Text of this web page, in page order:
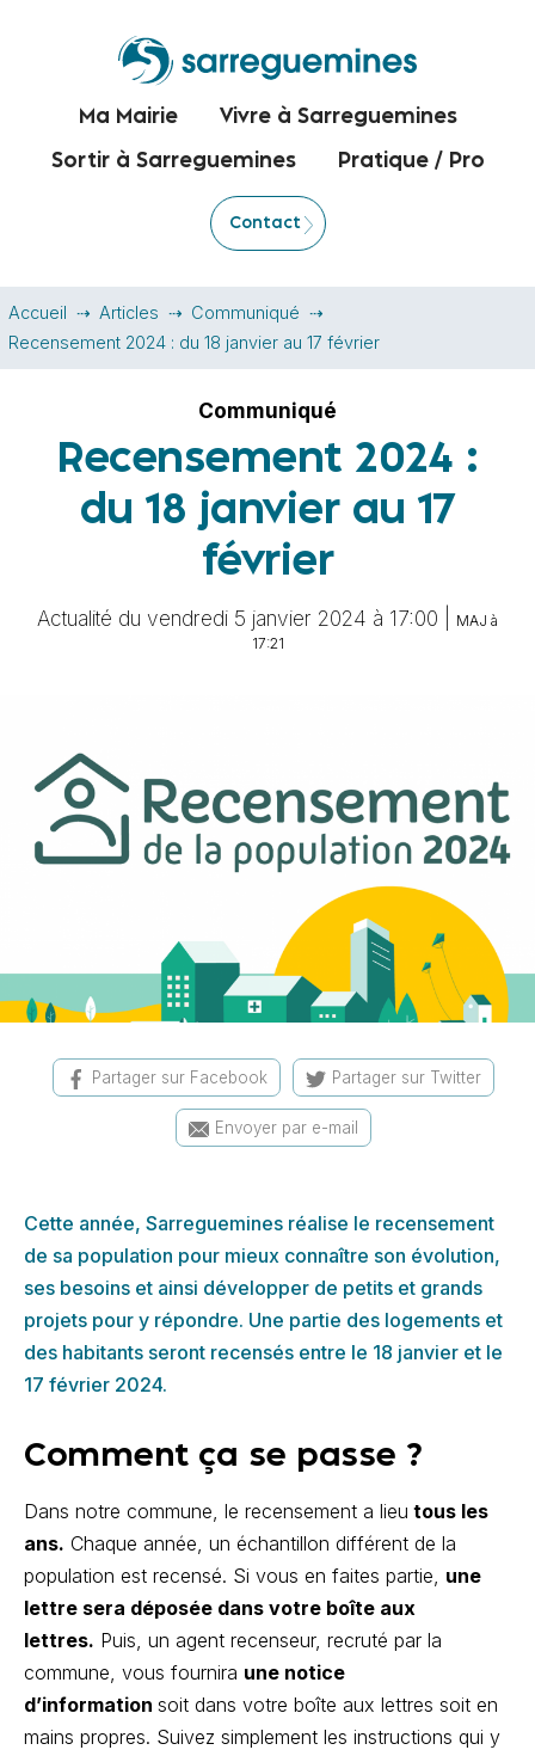
Ma Mairie Vivre à Sarreguemines
Sortir à Sarreguemines Pratique / Pro
Contact
Accueil Articles
Communiqué
Recensement 2024 : du 18 janvier au 17 février
Communiqué
Recensement 2024 :
du 18 janvier au 17
février
Actualité du vendredi 5 janvier 2024 à 17:00 |
MAJ à
17:21
Partager sur Facebook Partager sur Twitter
Envoyer par e-mail
Cette année, Sarreguemines réalise le recensement
de sa population pour mieux connaître son évolution,
ses besoins et ainsi développer de petits et grands
projets pour y répondre. Une partie des logements et
des habitants seront recensés entre le 18 janvier et le
17 février 2024.
Comment ça se passe ?
Dans notre commune, le recensement a lieu tous les
ans. Chaque année, un échantillon différent de la
population est recensé. Si vous en faites partie, une
lettre sera déposée dans votre boîte aux
lettres. Puis, un agent recenseur, recruté par la
commune, vous fournira une notice
d’information soit dans votre boîte aux lettres soit en
mains propres. Suivez simplement les instructions qui y